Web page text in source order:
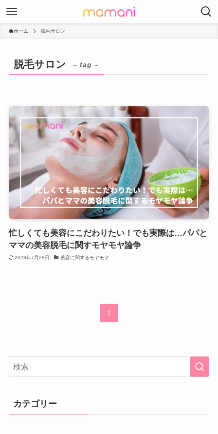
ホーム 脱毛サロン
脱毛サロン – tag –
忙しくても美容にこだわりたい！でも実際は…パパと
ママの美容脱毛に関すモヤモヤ論争
2023年7月28日 美容に関するモヤモヤ
1
カテゴリー